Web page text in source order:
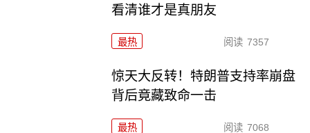
看清谁才是真朋友
最热 阅读 7357
惊天大反转！特朗普支持率崩盘
背后竟藏致命一击
最热 阅读 7068